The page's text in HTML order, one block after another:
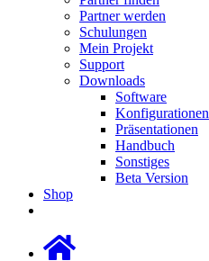
Partner werden
Schulungen
Mein Projekt
Support
Downloads
Software
Konfigurationen
Präsentationen
Handbuch
Sonstiges
Beta Version
Shop